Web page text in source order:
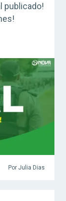
publicado!
Por Julia Dias